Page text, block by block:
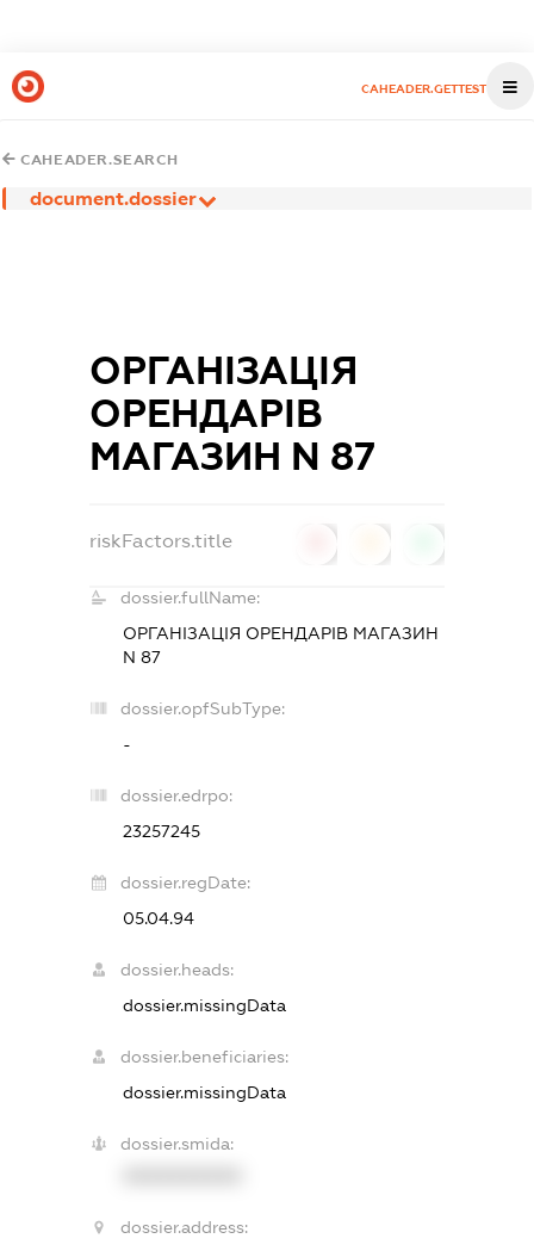
CAHEADER.GETTEST
CAHEADER.SEARCH
document.dossier
ОРГАНІЗАЦІЯ
ОРЕНДАРІВ
МАГАЗИН N 87
riskFactors.title
dossier.fullName:
ОРГАНІЗАЦІЯ ОРЕНДАРІВ МАГАЗИН
N 87
dossier.opfSubType:
-
dossier.edrpo:
23257245
dossier.regDate:
05.04.94
dossier.heads:
dossier.missingData
dossier.beneficiaries:
dossier.missingData
dossier.smida:
dossier.address: